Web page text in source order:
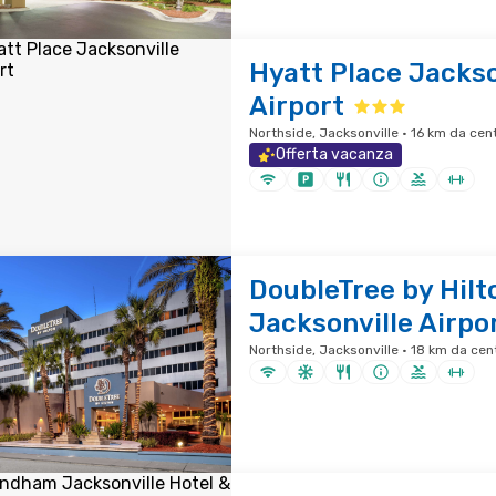
Hyatt Place
Airport
Northside, Jacksonville · 16 km da
Offerta vacanza
DoubleTree by
Jacksonville
Northside, Jacksonville · 18 km da